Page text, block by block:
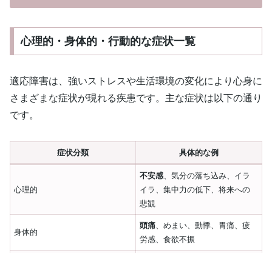
心理的・身体的・行動的な症状一覧
適応障害は、強いストレスや生活環境の変化により心身に
さまざまな症状が現れる疾患です。主な症状は以下の通り
です。
症状分類 具体的な例
心理的
不安感 、気分の落ち込み、イラ
イラ、集中力の低下、将来への
悲観
身体的
頭痛 、めまい、動悸、胃痛、疲
労感、食欲不振